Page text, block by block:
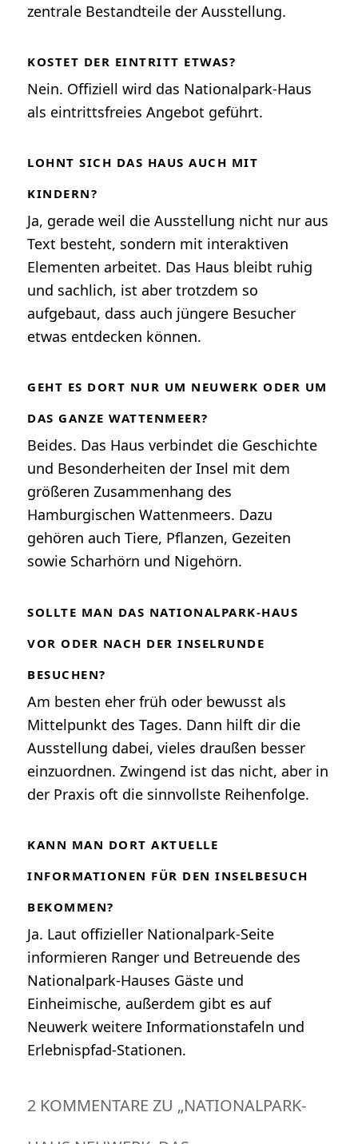
zentrale Bestandteile der Ausstellung.
KOSTET DER EINTRITT ETWAS?
Nein. Offiziell wird das Nationalpark-Haus
als eintrittsfreies Angebot geführt.
LOHNT SICH DAS HAUS AUCH MIT
KINDERN?
Ja, gerade weil die Ausstellung nicht nur aus
Text besteht, sondern mit interaktiven
Elementen arbeitet. Das Haus bleibt ruhig
und sachlich, ist aber trotzdem so
aufgebaut, dass auch jüngere Besucher
etwas entdecken können.
GEHT ES DORT NUR UM NEUWERK ODER UM
DAS GANZE WATTENMEER?
Beides. Das Haus verbindet die Geschichte
und Besonderheiten der Insel mit dem
größeren Zusammenhang des
Hamburgischen Wattenmeers. Dazu
gehören auch Tiere, Pflanzen, Gezeiten
sowie Scharhörn und Nigehörn.
SOLLTE MAN DAS NATIONALPARK-HAUS
VOR ODER NACH DER INSELRUNDE
BESUCHEN?
Am besten eher früh oder bewusst als
Mittelpunkt des Tages. Dann hilft dir die
Ausstellung dabei, vieles draußen besser
einzuordnen. Zwingend ist das nicht, aber in
der Praxis oft die sinnvollste Reihenfolge.
KANN MAN DORT AKTUELLE
INFORMATIONEN FÜR DEN INSELBESUCH
BEKOMMEN?
Ja. Laut offizieller Nationalpark-Seite
informieren Ranger und Betreuende des
Nationalpark-Hauses Gäste und
Einheimische, außerdem gibt es auf
Neuwerk weitere Informationstafeln und
Erlebnispfad-Stationen.
2 KOMMENTARE ZU „NATIONALPARK-